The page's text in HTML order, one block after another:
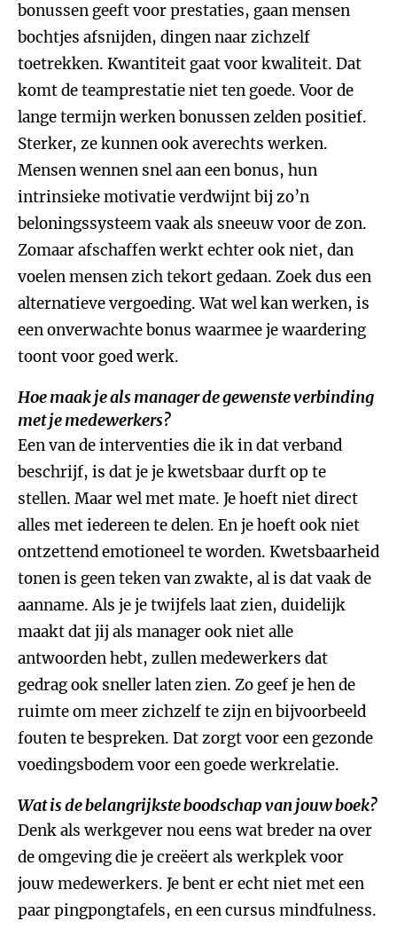
bonussen geeft voor prestaties, gaan mensen
bochtjes afsnijden, dingen naar zichzelf
toetrekken. Kwantiteit gaat voor kwaliteit. Dat
komt de teamprestatie niet ten goede. Voor de
lange termijn werken bonussen zelden positief.
Sterker, ze kunnen ook averechts werken.
Mensen wennen snel aan een bonus, hun
intrinsieke motivatie verdwijnt bij zo’n
beloningssysteem vaak als sneeuw voor de zon.
Zomaar afschaffen werkt echter ook niet, dan
voelen mensen zich tekort gedaan. Zoek dus een
alternatieve vergoeding. Wat wel kan werken, is
een onverwachte bonus waarmee je waardering
toont voor goed werk.
Hoe maak je als manager de gewenste verbinding
met je medewerkers?
Een van de interventies die ik in dat verband
beschrijf, is dat je je kwetsbaar durft op te
stellen. Maar wel met mate. Je hoeft niet direct
alles met iedereen te delen. En je hoeft ook niet
ontzettend emotioneel te worden. Kwetsbaarheid
tonen is geen teken van zwakte, al is dat vaak de
aanname. Als je je twijfels laat zien, duidelijk
maakt dat jij als manager ook niet alle
antwoorden hebt, zullen medewerkers dat
gedrag ook sneller laten zien. Zo geef je hen de
ruimte om meer zichzelf te zijn en bijvoorbeeld
fouten te bespreken. Dat zorgt voor een gezonde
voedingsbodem voor een goede werkrelatie.
Wat is de belangrijkste boodschap van jouw boek?
Denk als werkgever nou eens wat breder na over
de omgeving die je creëert als werkplek voor
jouw medewerkers. Je bent er echt niet met een
paar pingpongtafels, en een cursus mindfulness.